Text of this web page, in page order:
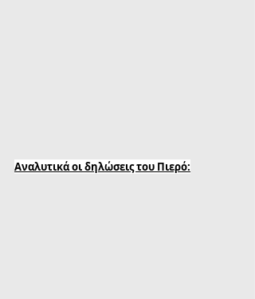
Αναλυτικά οι δηλώσεις του Πιερό: